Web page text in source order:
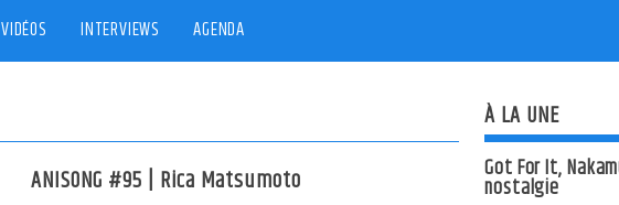
VIDÉOS INTERVIEWS AGENDA
ANISONG #95 | Rica Matsumoto
À LA UNE
Got For It,
nostalgie